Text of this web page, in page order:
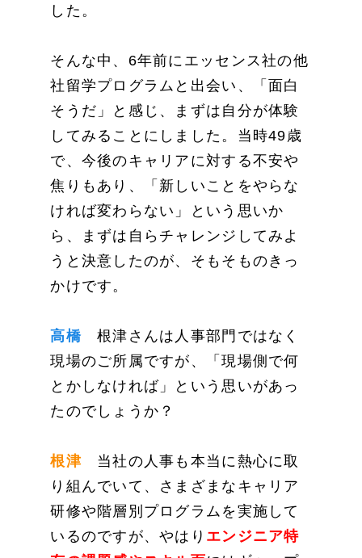
した。
そんな中、6年前にエッセンス社の他
社留学プログラムと出会い、「面白
そうだ」と感じ、まずは自分が体験
してみることにしました。当時49歳
で、今後のキャリアに対する不安や
焦りもあり、「新しいことをやらな
ければ変わらない」という思いか
ら、まずは自らチャレンジしてみよ
うと決意したのが、そもそものきっ
かけです。
高橋根津さんは人事部門ではなく
現場のご所属ですが、「現場側で何
とかしなければ」という思いがあっ
たのでしょうか？
根津当社の人事も本当に熱心に取
り組んでいて、さまざまなキャリア
研修や階層別プログラムを実施して
いるのですが、やはり エンジニア特